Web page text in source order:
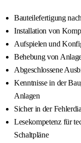
Bauteilefertigung
Installation von
Aufspielen und
Behebung von
Abgeschlossene
Kenntnisse in der
Anlagen
Sicher in der
Lesekompetenz für
Schaltpläne